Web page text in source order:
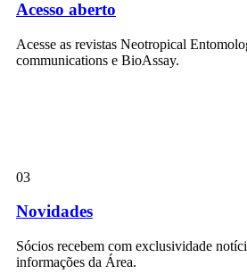
Acesso aberto
Acesse as revistas Neotropical
communications e BioAssay.
03
Novidades
Sócios recebem com exclusividade
informações da Área.